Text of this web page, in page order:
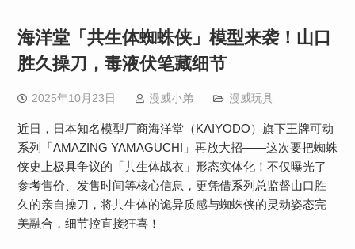
海洋堂「共生体蜘蛛侠」模型来袭！山口
胜久操刀，毒液伏笔藏细节
2025年10月23日 漫威小弟 漫威玩具
近日，日本知名模型厂商海洋堂（KAIYODO）旗下王牌可动
系列「AMAZING YAMAGUCHI」再放大招——这次要把蜘蛛
侠史上极具争议的「共生体战衣」形态实体化！不仅曝光了
参考售价、发售时间等核心信息，更凭借系列总监督山口胜
久的亲自操刀，将共生体的诡异质感与蜘蛛侠的灵动姿态完
美融合，细节控直接狂喜！